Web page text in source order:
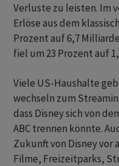
Verluste zu leisten. Im
Erlöse aus dem
Prozent auf 6,7
fiel um 23 Prozent auf
Viele US-Haushalte
wechseln zum
dass Disney sich von
ABC trennen könnte.
Zukunft von Disney vor
Filme, Freizeitparks,